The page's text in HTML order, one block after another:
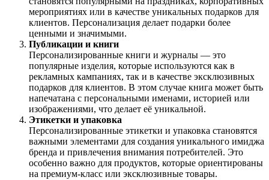
мероприятиях или в качестве уникальных подарков для
клиентов. Персонализация делает подарки более
ценными и значимыми.
Публикации и книги
Персонализированные книги и журналы — это
популярные изделия, которые используются как в
рекламных кампаниях, так и в качестве эксклюзивных
подарков для клиентов. В этом случае книга может быть
напечатана с персональными именами, историей или
изображениями, что делает её уникальной.
Этикетки и упаковка
Персонализированные этикетки и упаковка становятся
важными элементами для создания уникального имиджа
бренда и привлечения внимания потребителей. Это
особенно важно для продуктов, которые ориентированы
на премиум-класс или эксклюзивные товары.